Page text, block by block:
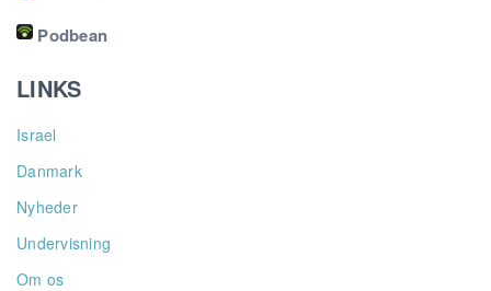
Podbean
LINKS
Israel
Danmark
Nyheder
Undervisning
Om os